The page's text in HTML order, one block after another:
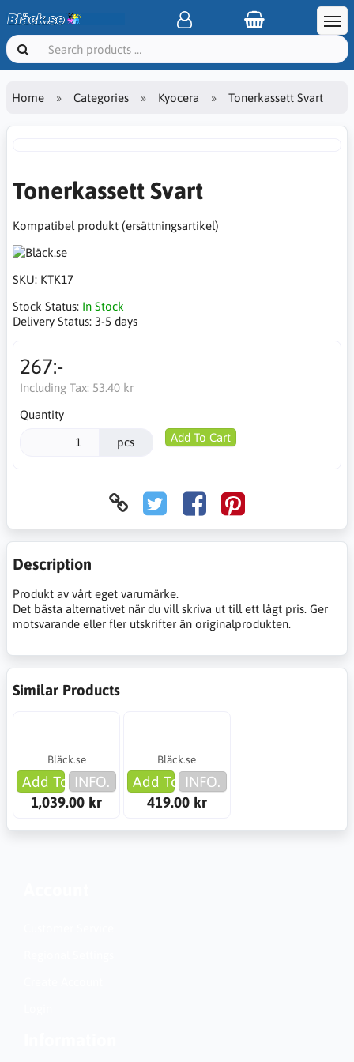
Home Categories Kyocera Tonerkassett Svart
Tonerkassett Svart
Kompatibel produkt (ersättningsartikel)
SKU: KTK17
Stock Status: In Stock
Delivery Status: 3-5 days
267:-
Including Tax: 53.40 kr
Quantity
pcs Add To Cart
Description
Produkt av vårt eget varumärke.
Det bästa alternativet när du vill skriva ut till ett lågt pris. Ger
motsvarande eller fler utskrifter än originalprodukten.
Similar Products
Bläck.se
Add To Cart
INFO.
1,039.00 kr
Bläck.se
Add To Cart
INFO.
419.00 kr